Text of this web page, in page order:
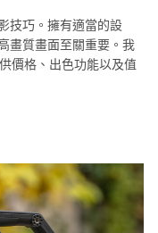
技巧。擁有適當的設
畫質畫面至關重要。我
價格、出色功能以及值